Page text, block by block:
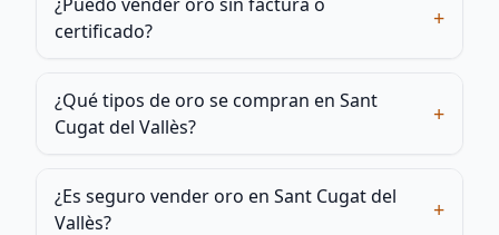
certificado?
+
¿Qué tipos de oro se compran en Sant
Cugat del Vallès?
+
¿Es seguro vender oro en Sant Cugat del
Vallès?
+